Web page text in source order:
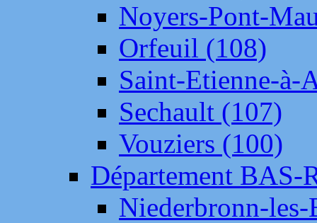
Noyers-Pont-
Orfeuil (108)
Saint-Etienne-à-
Sechault (107)
Vouziers (100)
Département BAS-
Niederbronn-